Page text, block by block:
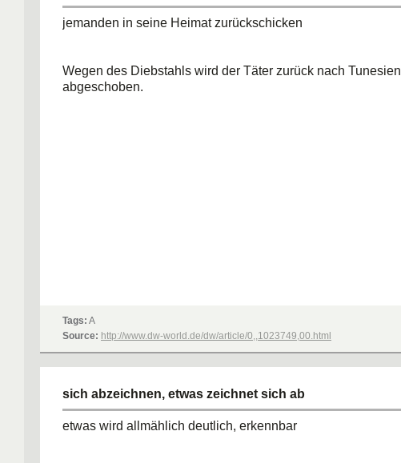
jemanden in seine Heimat zurückschicken
Wegen des Diebstahls wird der Täter zurück nach Tunesien
abgeschoben.
Tags: A
Source: http://www.dw-world.de/dw/article/0,,1023749,00.html
sich abzeichnen, etwas zeichnet sich ab
etwas wird allmählich deutlich, erkennbar